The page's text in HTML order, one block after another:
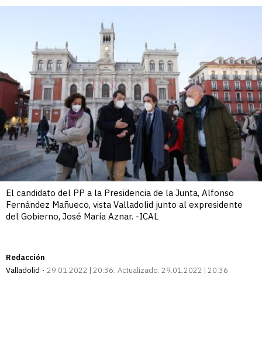
El candidato del PP a la Presidencia de la Junta, Alfonso
Fernández Mañueco, vista Valladolid junto al expresidente
del Gobierno, José María Aznar. -ICAL
Redacción
Valladolid
29.01.2022 | 20:36 Actualizado: 29.01.2022 | 20:36